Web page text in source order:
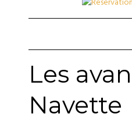
Les
Navette